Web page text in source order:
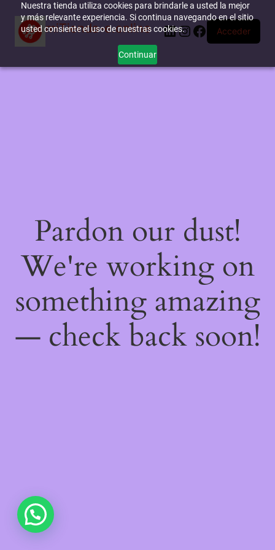
Nuestra tienda utiliza cookies para brindarle a usted la mejor
y más relevante experiencia. Si continua navegando en el sitio
usted consiente el uso de nuestras cookies.
Continuar
miTienda-e.online LinkedIn
Instagram
Facebook
Acceder
Pardon our dust!
We're working on
something amazing
— check back soon!